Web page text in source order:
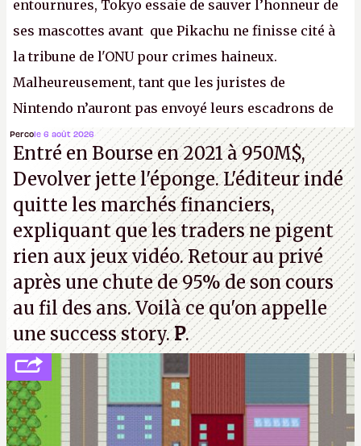
entournures, Tokyo essaie de sauver l’honneur de
ses mascottes avant que Pikachu ne finisse cité à
la tribune de l'ONU pour crimes haineux.
Malheureusement, tant que les juristes de
Nintendo n’auront pas envoyé leurs escadrons de
la mort judiciaires pour distribuer du copyright
strike à tour de bras, l'Oncle Sam continuera
d'étaler sa confiture intellectuelle sur vos
souvenirs d'enfance.P.
Percole 6 août 2026
Entré en Bourse en 2021 à 950M$,
Devolver jette l'éponge. L'éditeur indé
quitte les marchés financiers,
expliquant que les traders ne pigent
rien aux jeux vidéo. Retour au privé
après une chute de 95% de son cours
au fil des ans. Voilà ce qu'on appelle
une success story.P.